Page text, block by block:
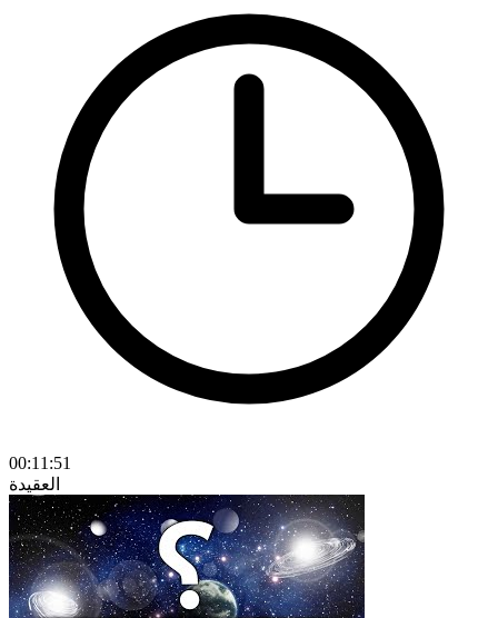
00:11:51
العقيدة